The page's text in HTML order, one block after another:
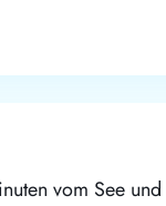
vom See